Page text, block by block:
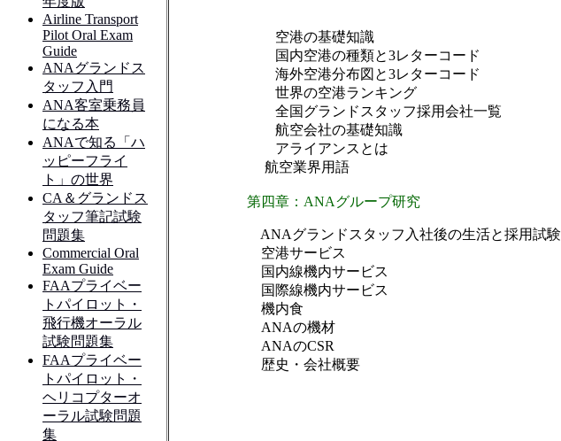
空港の基礎知識
国内空港の種類と3レターコード
海外空港分布図と3レターコード
世界の空港ランキング
全国グランドスタッフ採用会社一覧
航空会社の基礎知識
アライアンスとは
航空業界用語
第四章：ANAグループ研究
ANAグランドスタッフ入社後の生活と採用試験
空港サービス
国内線機内サービス
国際線機内サービス
機内食
ANAの機材
ANAのCSR
歴史・会社概要